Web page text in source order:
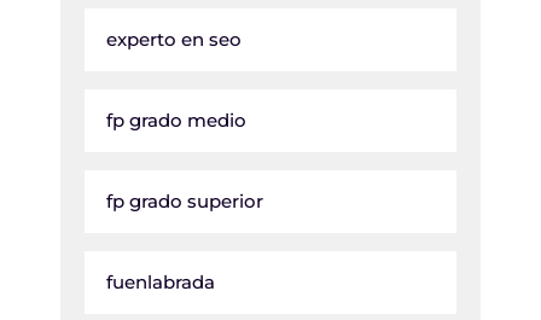
experto en seo
fp grado medio
fp grado superior
fuenlabrada